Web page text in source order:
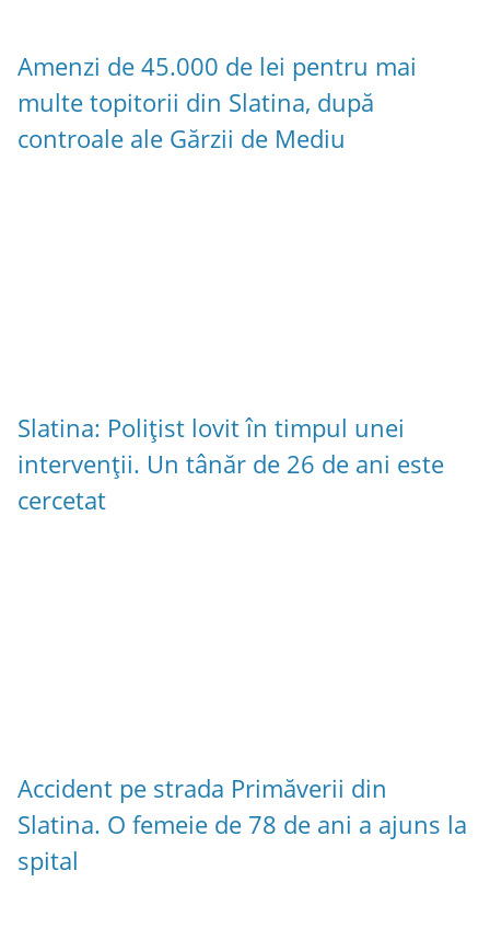
Amenzi de 45.000 de lei pentru mai
multe topitorii din Slatina, după
controale ale Gărzii de Mediu
Slatina: Polițist lovit în timpul unei
intervenții. Un tânăr de 26 de ani este
cercetat
Accident pe strada Primăverii din
Slatina. O femeie de 78 de ani a ajuns la
spital